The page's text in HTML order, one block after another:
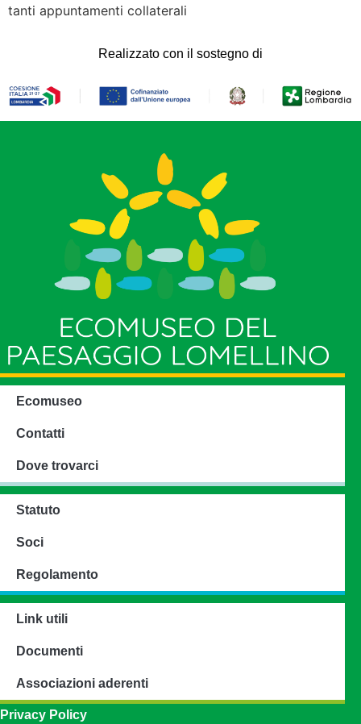
tanti appuntamenti collaterali
Realizzato con il sostegno di
Ecomuseo
Contatti
Dove trovarci
Statuto
Soci
Regolamento
Link utili
Documenti
Associazioni aderenti
Privacy Policy